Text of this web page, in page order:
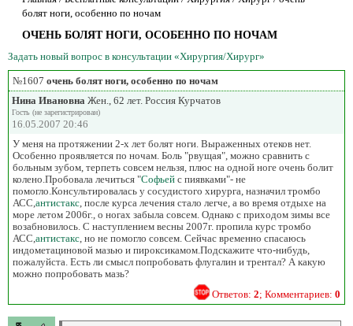
болят ноги, особенно по ночам
ОЧЕНЬ БОЛЯТ НОГИ, ОСОБЕННО ПО НОЧАМ
Задать новый вопрос в консультации «Хирургия/Хирург»
№1607 очень болят ноги, особенно по ночам
Нина Ивановна Жен., 62 лет. Россия Курчатов
Гость (не зарегистрирован)
16.05.2007 20:46
У меня на протяжении 2-х лет болят ноги. Выраженных отеков нет.
Особенно проявляется по ночам. Боль "рвущая", можно сравнить с
больным зубом, терпеть совсем нельзя, плюс на одной ноге очень болит
колено.Пробовала лечиться "Софьей с пиявками"- не
помогло.Консультировалась у сосудистого хирурга, назначил тромбо
АСС, антистакс , после курса лечения стало легче, а во время отдыхе на
море летом 2006г., о ногах забыла совсем. Однако с приходом зимы все
возабновилось. С наступлением весны 2007г. пропила курс тромбо
АСС, антистакс , но не помогло совсем. Сейчас временно спасаюсь
индометациновой мазью и пироксикамом.Подскажите что-нибудь,
пожалуйста. Есть ли смысл попробовать флугалин и трентал? А какую
можно попробовать мазь?
Ответов: 2; Комментариев: 0